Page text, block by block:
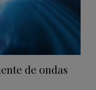
de ondas